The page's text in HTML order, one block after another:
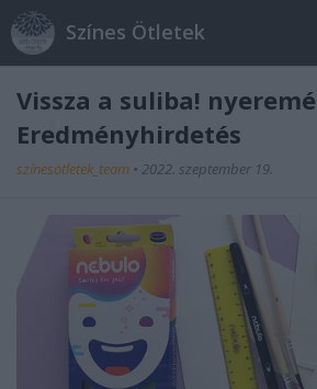
Színes Ötletek
Vissza a suliba!
Eredményhirdetés
színesötletek_team • 2022. szeptember 19.